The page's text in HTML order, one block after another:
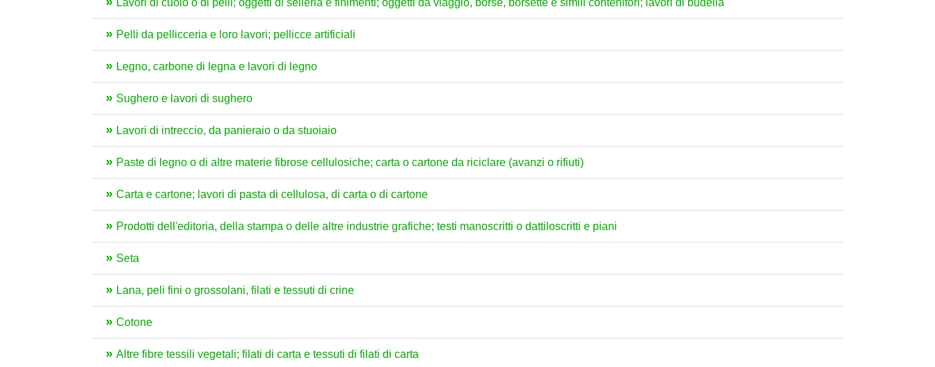
Lavori di cuoio o di pelli; oggetti di selleria e finimenti; oggetti da viaggio, borse, borsette e simili contenitori; lavori di budella
Pelli da pellicceria e loro lavori; pellicce artificiali
Legno, carbone di legna e lavori di legno
Sughero e lavori di sughero
Lavori di intreccio, da panieraio o da stuoiaio
Paste di legno o di altre materie fibrose cellulosiche; carta o cartone da riciclare (avanzi o rifiuti)
Carta e cartone; lavori di pasta di cellulosa, di carta o di cartone
Prodotti dell'editoria, della stampa o delle altre industrie grafiche; testi manoscritti o dattiloscritti e piani
Seta
Lana, peli fini o grossolani, filati e tessuti di crine
Cotone
Altre fibre tessili vegetali; filati di carta e tessuti di filati di carta